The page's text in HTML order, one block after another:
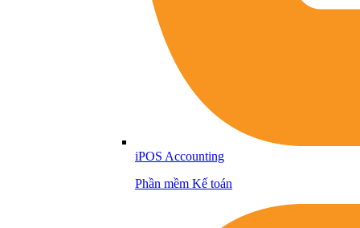
iPOS Accounting
Phần mềm Kế toán